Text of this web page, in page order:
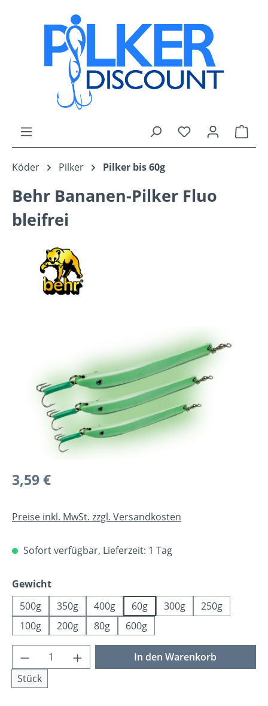
Zum Hauptinhalt springen
Du hast 0
Köder Pilker Pilker bis 60g
Behr Bananen-Pilker Fluo
bleifrei
Regulärer Preis:
3,59 €
Preise inkl. MwSt. zzgl. Versandkosten
Sofort verfügbar, Lieferzeit: 1 Tag
Gewichtauswählen
500g
350g 400g 60g 300g
250g
100g
200g 80g 600g
Produkt Anzahl: Gib den gewünschten
Stück
In den Warenkorb